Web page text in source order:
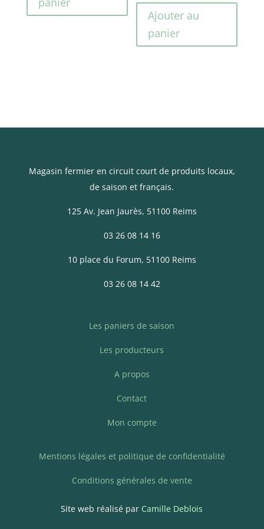
Ajouter au
panier
Magasin fermier en circuit court de produits locaux,
de saison et français.
125 Av. Jean Jaurès, 51100 Reims
03 26 08 14 16
10 place du Forum, 51100 Reims
03 26 08 14 42
Les paniers de saison
Les producteurs
A propos
Contact
Mon compte
Mentions légales et politique de confidentialité
Conditions générales de vente
Site web réalisé par Camille Deblois